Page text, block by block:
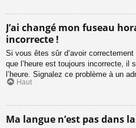
J’ai changé mon fuseau
incorrecte !
Si vous êtes sûr d’avoir
que l’heure est toujours incorrecte, il
l’heure. Signalez ce problème à un
Haut
Ma langue n’est pas dans